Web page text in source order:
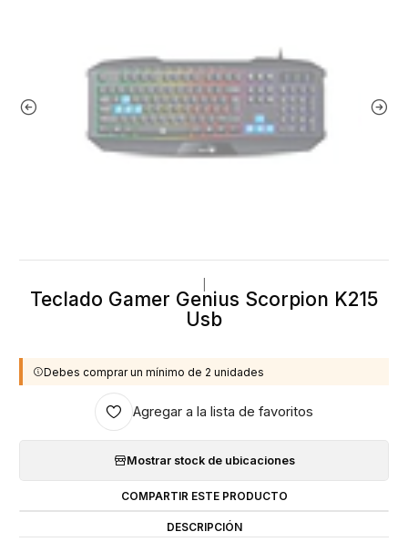
Teclado Gamer Genius Scorpion K215
Usb
Debes comprar un mínimo de 2 unidades
Agregar a la lista de favoritos
Mostrar stock de ubicaciones
COMPARTIR ESTE PRODUCTO
DESCRIPCIÓN